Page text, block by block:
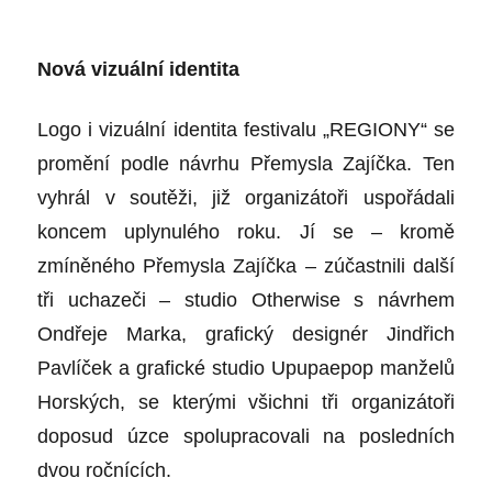
Nová vizuální identita
Logo i vizuální identita festivalu „REGIONY“ se
promění podle návrhu Přemysla Zajíčka. Ten
vyhrál v soutěži, již organizátoři uspořádali
koncem uplynulého roku. Jí se – kromě
zmíněného Přemysla Zajíčka – zúčastnili další
tři uchazeči – studio Otherwise s návrhem
Ondřeje Marka, grafický designér Jindřich
Pavlíček a grafické studio Upupaepop manželů
Horských, se kterými všichni tři organizátoři
doposud úzce spolupracovali na posledních
dvou ročnících.